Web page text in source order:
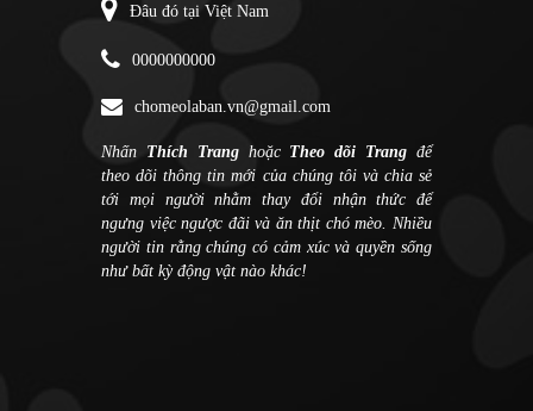
Đâu đó tại Việt Nam
0000000000
chomeolaban.vn@gmail.com
Nhấn Thích Tranghoặc Theo dõi Trang để
theo dõi thông tin mới của chúng tôi và chia sẻ
tới mọi người nhằm thay đổi nhận thức để
ngưng việc ngược đãi và ăn thịt chó mèo. Nhiều
người tin rằng chúng có cảm xúc và quyền sống
như bất kỳ động vật nào khác!